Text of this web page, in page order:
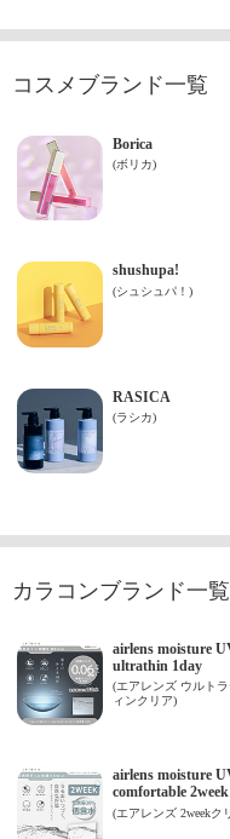
コスメブランド一覧
カラコンブランド一覧